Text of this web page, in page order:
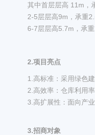
其中首层层高 11m，
2-5层层高9m，承重
6-7层层高5.7m，承
2.项目亮点
1.高标准：采用绿色
2.高效率：仓库利用
3.高扩展性：面向产
3.招商对象